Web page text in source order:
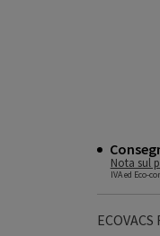
Nota sul
IVA ed Eco-